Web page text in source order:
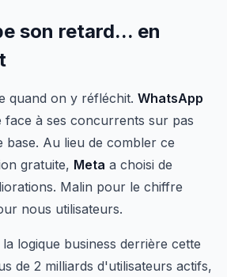
son retard... en
quand on y réfléchit. WhatsApp
face à ses concurrents sur pas
base. Au lieu de combler ce
gratuite, Meta a choisi de
Malin pour le chiffre
nous utilisateurs.
logique business derrière cette
de 2 milliards d'utilisateurs actifs,